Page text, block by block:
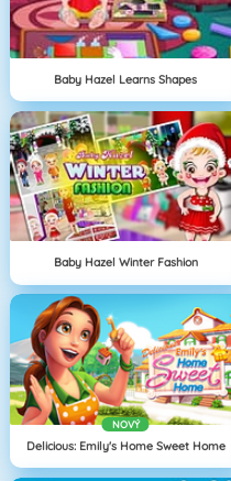
Baby Hazel Learns Shapes
Baby Hazel Winter Fashion
NOVÝ
Delicious: Emily's Home Sweet Home